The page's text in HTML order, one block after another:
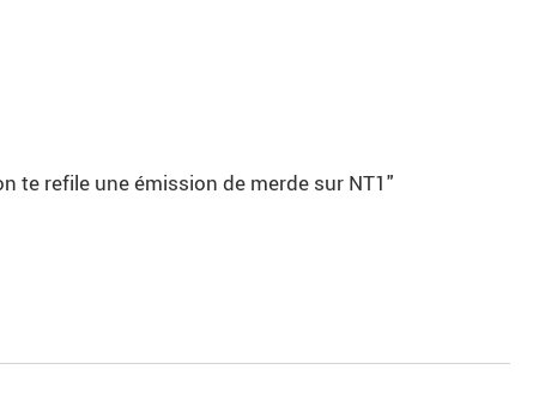
te refile une émission de merde sur NT1"